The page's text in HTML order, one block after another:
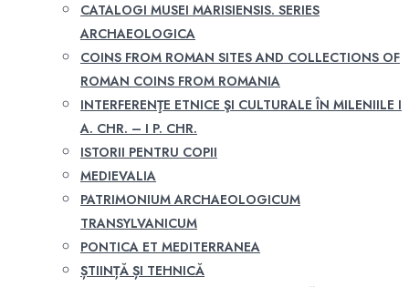
CATALOGI MUSEI MARISIENSIS. SERIES
ARCHAEOLOGICA
COINS FROM ROMAN SITES AND COLLECTIONS OF
ROMAN COINS FROM ROMANIA
INTERFERENŢE ETNICE ŞI CULTURALE ÎN MILENIILE I
A. CHR. – I P. CHR.
ISTORII PENTRU COPII
MEDIEVALIA
PATRIMONIUM ARCHAEOLOGICUM
TRANSYLVANICUM
PONTICA ET MEDITERRANEA
ȘTIINȚĂ ȘI TEHNICĂ